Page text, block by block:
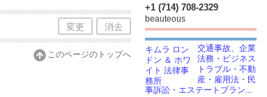
変更 消去
このページのトップへ
+1 (714) 708-2329
beauteous
交通事故、企業
法務・ビジネス
トラブル・不動
産・雇用法・民
事訴訟・エステートプラン...